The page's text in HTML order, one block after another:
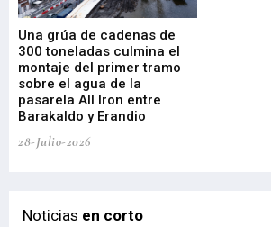
Una grúa de cadenas de
300 toneladas culmina el
montaje del primer tramo
sobre el agua de la
pasarela All Iron entre
Barakaldo y Erandio
28-Julio-2026
Noticias en corto